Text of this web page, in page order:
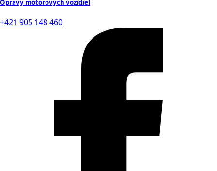
Opravy motorových vozidiel
+421 905 148 460